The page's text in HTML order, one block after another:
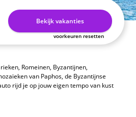
Bekijk vakanties
voorkeuren resetten
Romeinen, Byzantijnen,
van Paphos, de Byzantijnse
rijd je op jouw eigen tempo van kust